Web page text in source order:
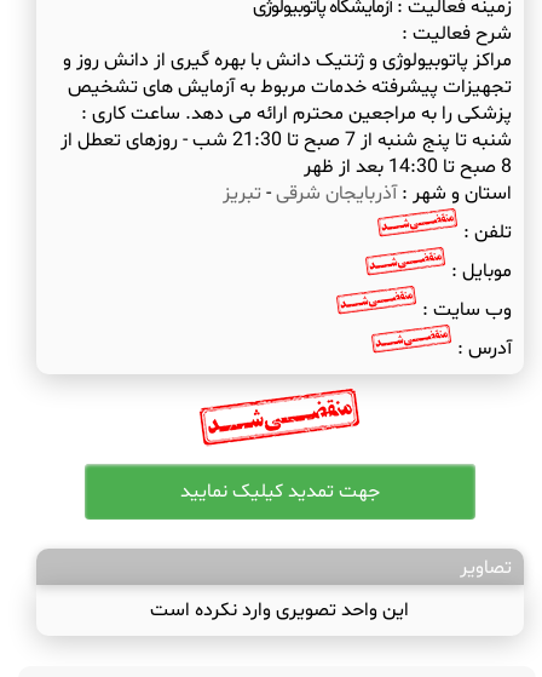
زمینه فعالیت :آزمایشگاه پاتوبیولوژی
شرح فعالیت :
مراکز پاتوبیولوژی و ژنتیک دانش با بهره گیری از دانش روز و
تجهیزات پیشرفته خدمات مربوط به آزمایش های تشخیص
پزشکی را به مراجعین محترم ارائه می دهد. ساعت کاری :
شنبه تا پنج شنبه از 7 صبح تا 21:30 شب - روزهای تعطل از
8 صبح تا 14:30 بعد از ظهر
استان و شهر :آذربایجان شرقی- تبریز
تلفن :
موبایل :
وب سایت :
آدرس :
تصاویر
این واحد تصویری وارد نکرده است